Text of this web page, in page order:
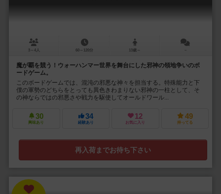
3～4人 60～120分 13歳～ －
魔が覇を競う！ウォーハンマー世界を舞台にした邪神の領地争いのボ
ードゲーム。
このボードゲームでは、混沌の邪悪な神々を担当する。特殊能力と下
僕の軍勢のどちらをとっても異色きわまりない邪神の一柱として、そ
の神ならではの邪悪さや戦力を駆使してオールドワール...
30
興味あり
34
経験あり
12
お気に入り
49
持ってる
再入荷までお待ち下さい